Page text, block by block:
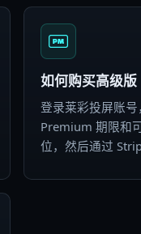
如何购买高级版
登录莱彩投屏账
Premium 期限和
位，然后通过